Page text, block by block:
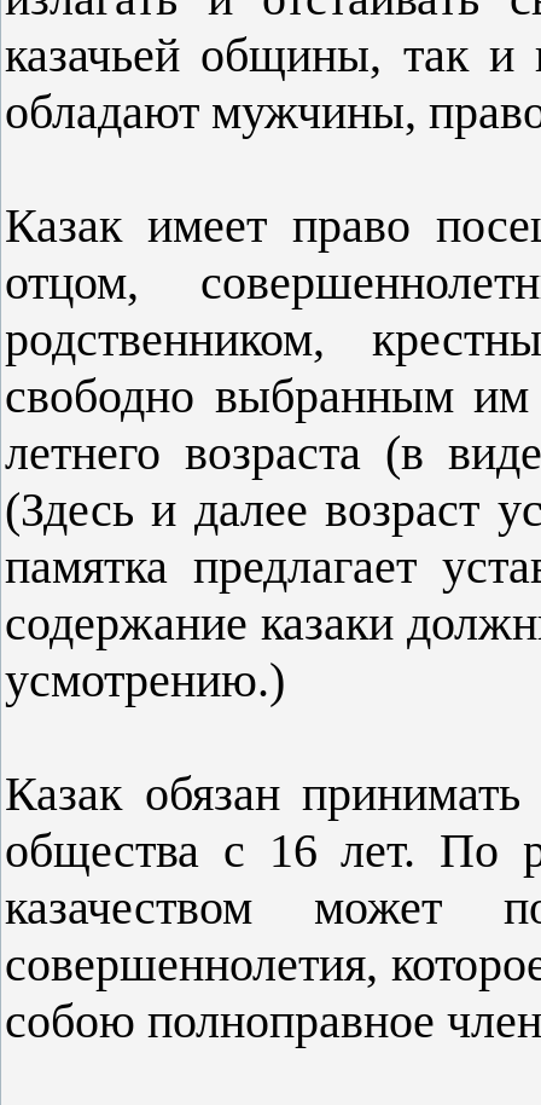
казачьей общины, так и
обладают мужчины,
Казак имеет право
отцом,
родственником,
свободно выбранным
летнего возраста (в
(Здесь и далее возраст
памятка предлагает
со­держание казаки
усмот­рению.)
Казак обязан
общества с 16 лет. По
казачеством может
совершеннолетия,
собою полноправное